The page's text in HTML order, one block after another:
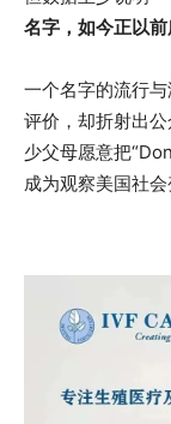
名字，如今正以前
一个名字的流行
评价，却折射出
少父母愿意把
成为观察美国社会